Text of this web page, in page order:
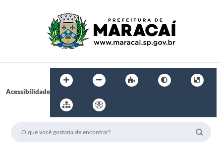
Acessibilidade